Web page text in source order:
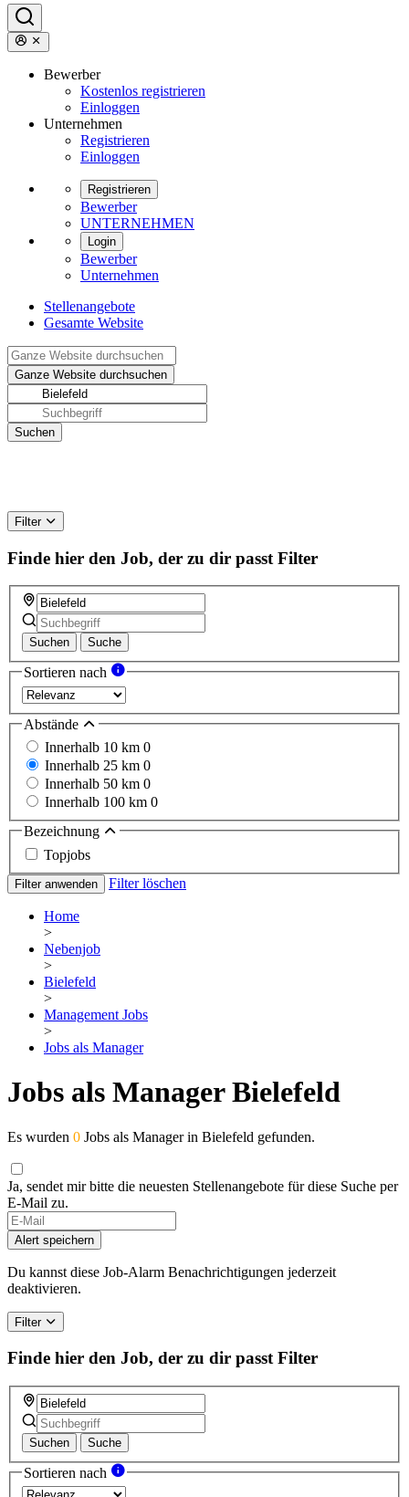
Bewerber
Kostenlos registrieren
Einloggen
Unternehmen
Registrieren
Einloggen
Registrieren
Bewerber
UNTERNEHMEN
Login
Bewerber
Unternehmen
Stellenangebote
Gesamte Website
Filter
Finde hier den Job, der zu dir passt Filter
Suchen Suche
Sortieren nach
Abstände
Innerhalb 10 km 0
Innerhalb 25 km 0
Innerhalb 50 km 0
Innerhalb 100 km 0
Bezeichnung
Topjobs
Filter anwenden Filter löschen
Home
>
Nebenjob
>
Bielefeld
>
Management Jobs
>
Jobs als Manager
Jobs als Manager Bielefeld
Es wurden 0 Jobs als Manager in Bielefeld gefunden.
Ja, sendet mir bitte die neuesten Stellenangebote für diese Suche per
E-Mail zu.
If
you
are
a
human,
this
field
Alert speichern
Du kannst diese Job-Alarm Benachrichtigungen jederzeit
deaktivieren.
Filter
Finde hier den Job, der zu dir passt Filter
Suchen Suche
Sortieren nach